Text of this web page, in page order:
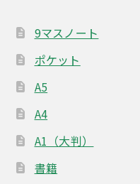
ン9マスノート
ポケット
A5
A4
A1（大判）
書籍